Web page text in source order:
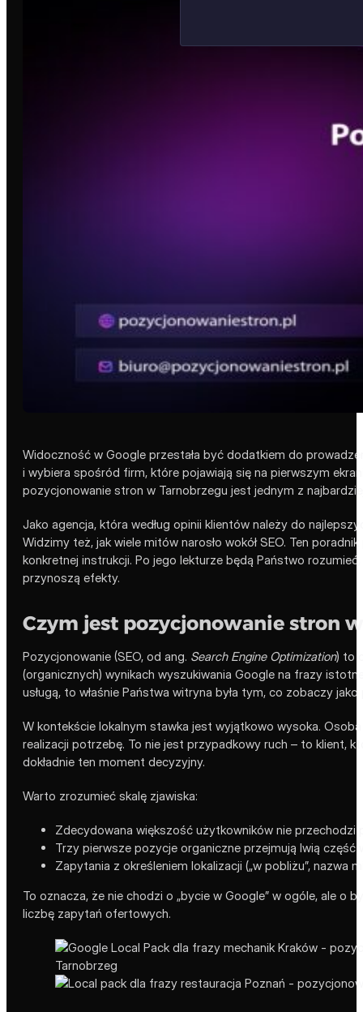
Widoczność w Google przestała być dodatkiem do
i wybiera spośród firm, które pojawiają się na pierwszym
pozycjonowanie stron w Tarnobrzegu jest jednym z
Jako agencja, która według opinii klientów należy do
Widzimy też, jak wiele mitów narosło wokół SEO. Ten
konkretnej instrukcji. Po jego lekturze będą Państwo
przynoszą efekty.
Czym jest pozycjonowanie stron
Pozycjonowanie (SEO, od ang. Search Engine Optimization) to
(organicznych) wynikach wyszukiwania Google na frazy
usługą, to właśnie Państwa witryna była tym, co zobaczy jako
W kontekście lokalnym stawka jest wyjątkowo wysoka.
realizacji potrzebę. To nie jest przypadkowy ruch – to klient,
dokładnie ten moment decyzyjny.
Warto zrozumieć skalę zjawiska:
Zdecydowana większość użytkowników nie przechodzi
Trzy pierwsze pozycje organiczne przejmują lwią część
Zapytania z określeniem lokalizacji („w pobliżu”,
To oznacza, że nie chodzi o „bycie w Google” w ogóle, ale o
liczbę zapytań ofertowych.